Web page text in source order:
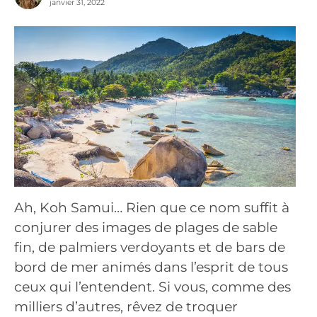
janvier 31, 2022
Ah, Koh Samui… Rien que ce nom suffit à
conjurer des images de plages de sable
fin, de palmiers verdoyants et de bars de
bord de mer animés dans l’esprit de tous
ceux qui l’entendent. Si vous, comme des
milliers d’autres, rêvez de troquer